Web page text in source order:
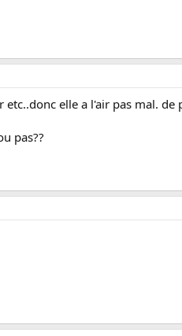
elle a l'air pas mal. de
pas??